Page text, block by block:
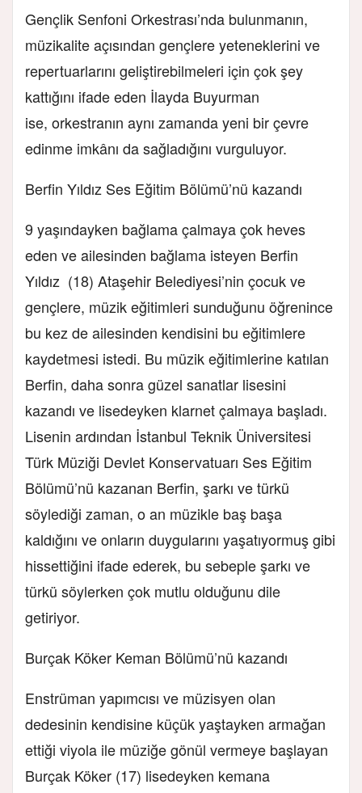
Gençlik Senfoni Orkestrası’nda bulunmanın,
müzikalite açısından gençlere yeteneklerini ve
repertuarlarını geliştirebilmeleri için çok şey
kattığını ifade eden İlayda Buyurman
ise, orkestranın aynı zamanda yeni bir çevre
edinme imkânı da sağladığını vurguluyor.
Berfin Yıldız Ses Eğitim Bölümü’nü kazandı
9 yaşındayken bağlama çalmaya çok heves
eden ve ailesinden bağlama isteyen Berfin
Yıldız (18) Ataşehir Belediyesi’nin çocuk ve
gençlere, müzik eğitimleri sunduğunu öğrenince
bu kez de ailesinden kendisini bu eğitimlere
kaydetmesi istedi. Bu müzik eğitimlerine katılan
Berfin, daha sonra güzel sanatlar lisesini
kazandı ve lisedeyken klarnet çalmaya başladı.
Lisenin ardından İstanbul Teknik Üniversitesi
Türk Müziği Devlet Konservatuarı Ses Eğitim
Bölümü’nü kazanan Berfin, şarkı ve türkü
söylediği zaman, o an müzikle baş başa
kaldığını ve onların duygularını yaşatıyormuş gibi
hissettiğini ifade ederek, bu sebeple şarkı ve
türkü söylerken çok mutlu olduğunu dile
getiriyor.
Burçak Köker Keman Bölümü’nü kazandı
Enstrüman yapımcısı ve müzisyen olan
dedesinin kendisine küçük yaştayken armağan
ettiği viyola ile müziğe gönül vermeye başlayan
Burçak Köker (17) lisedeyken kemana